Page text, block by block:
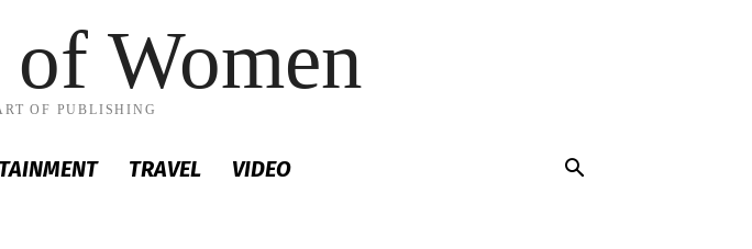
Women
OF PUBLISHING
TRAVEL VIDEO